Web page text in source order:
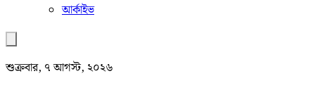
আর্কাইভ
শুক্রবার, ৭ আগস্ট, ২০২৬